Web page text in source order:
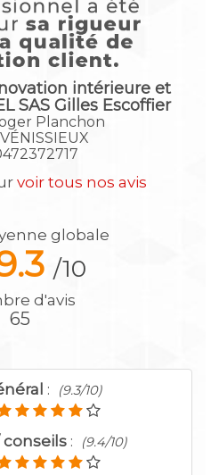
intérieure et
SAS Gilles Escoffier
Planchon
voir tous nos avis
globale
/10
d'avis
65
: (9.3/10)
conseils : (9.4/10)